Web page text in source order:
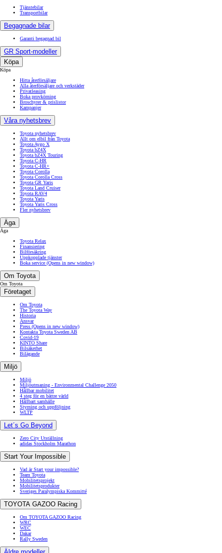
Tjänstebilar
Transportbilar
Begagnade bilar
Garanti begagnad bil
GR Sport-modeller
Köpa
Köpa
Hitta återförsäljare
Alla återförsäljare och verkstäder
Privatleasing
Boka provkörning
Broschyrer & prislistor
Kampanjer
Våra nyhetsbrev
Toyota nyhetsbrev
Allt om elbil från Toyota
Toyota Aygo X
Toyota bZ4X
Toyota bZ4X Touring
Toyota C-HR
Toyota C-HR+
Toyota Corolla
Toyota Corolla Cross
Toyota GR Yaris
Toyota Land Cruiser
Toyota RAV4
Toyota Yaris
Toyota Yaris Cross
Fler nyhetsbrev
Äga
Äga
Toyota Relax
Finansiering
Bilförsäkring
Uppkopplade tjänster
Boka service (Opens in new window)
Om Toyota
Om Toyota
Företaget
Om Toyota
The Toyota Way
Historia
Ansvar
Press (Opens in new window)
Kontakta Toyota Sweden AB
Covid-19
KINTO Share
Bilsäkerhet
Bilägande
Miljö
Miljö
Miljöutmaning - Environmental Challenge 2050
Hållbar mobilitet
4 steg för en bättre värld
Hållbart samhälle
Styrning och uppföljning
WLTP
Let´s Go Beyond
Zero City Utställning
adidas Stockholm Marathon
Start Your Impossible
Vad är Start your impossible?
Team Toyota
Mobilitetsprojekt
Mobilitetsprodukter
Sveriges Paralympiska Kommitté
TOYOTA GAZOO Racing
Om TOYOTA GAZOO Racing
WRC
WEC
Dakar
Rally Sweden